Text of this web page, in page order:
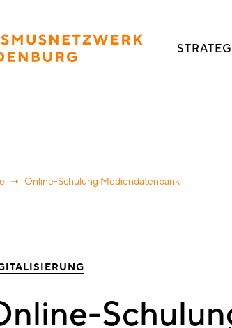
Online-Schulung Mediendatenbank